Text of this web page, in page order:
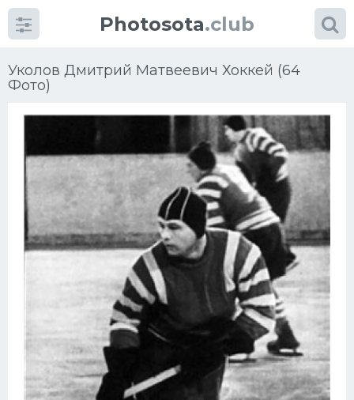
Photosota.club
Уколов Дмитрий Матвеевич Хоккей (64
Фото)
Категории Фото
Еще картинки...
Велогонки
Конькобежный спорт